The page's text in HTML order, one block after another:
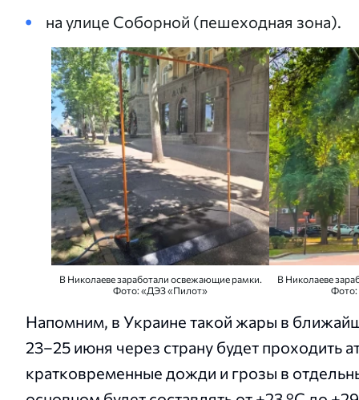
на улице Соборной (пешеходная зона).
В Николаеве заработали освежающие рамки.
Фото: «ДЭЗ «Пилот»
В Николаеве
Фото:
Напомним, в Украине такой жары в
23–25 июня через страну будет
кратковременные дожди и грозы в